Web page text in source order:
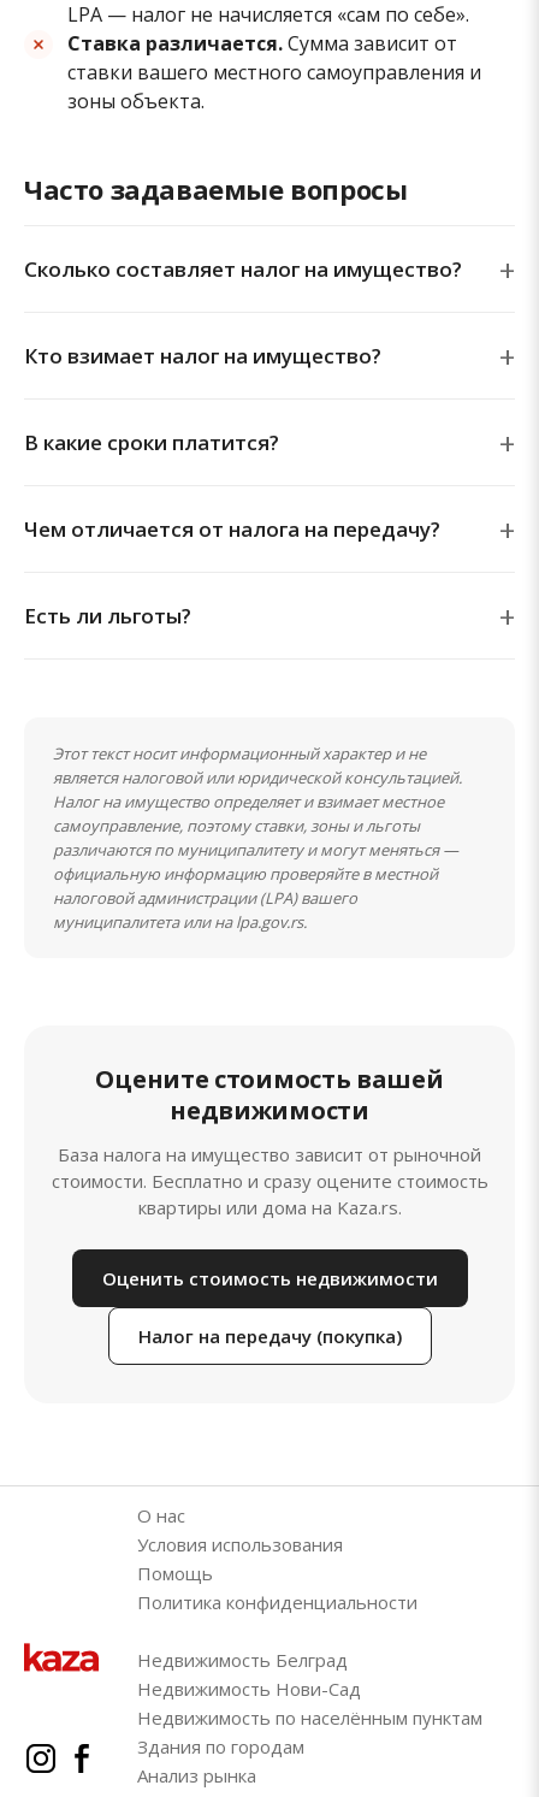
LPA — налог не начисляется «сам по себе».
Ставка различается.Сумма зависит от
ставки вашего местного самоуправления и
зоны объекта.
Часто задаваемые вопросы
Сколько составляет налог на имущество?
Кто взимает налог на имущество?
В какие сроки платится?
Чем отличается от налога на передачу?
Есть ли льготы?
Этот текст носит информационный характер и не
является налоговой или юридической консультацией.
Налог на имущество определяет и взимает местное
самоуправление, поэтому ставки, зоны и льготы
различаются по муниципалитету и могут меняться —
официальную информацию проверяйте в местной
налоговой администрации (LPA) вашего
муниципалитета или на lpa.gov.rs.
Оцените стоимость вашей
недвижимости
База налога на имущество зависит от рыночной
стоимости. Бесплатно и сразу оцените стоимость
квартиры или дома на Kaza.rs.
Оценить стоимость недвижимости
Налог на передачу (покупка)
О нас
Условия использования
Помощь
Политика конфиденциальности
Недвижимость Белград
Недвижимость Нови-Сад
Недвижимость по населённым пунктам
Здания по городам
Анализ рынка